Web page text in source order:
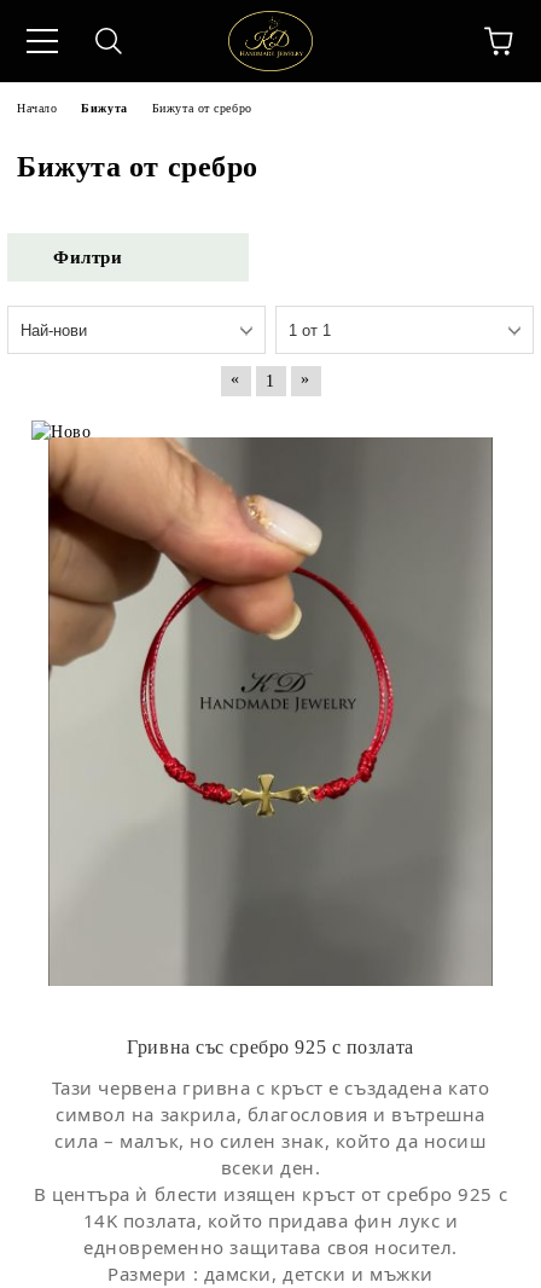
Начало Бижута Бижута от сребро
Бижута от сребро
Филтри
« 1 »
Гривна със сребро 925 с позлата
Тази червена гривна с кръст е създадена като
символ на закрила, благословия и вътрешна
сила – малък, но силен знак, който да носиш
всеки ден.
В центъра ѝ блести изящен кръст от сребро 925 с
14K позлата, който придава фин лукс и
едновременно защитава своя носител.
Размери : дамски, детски и мъжки